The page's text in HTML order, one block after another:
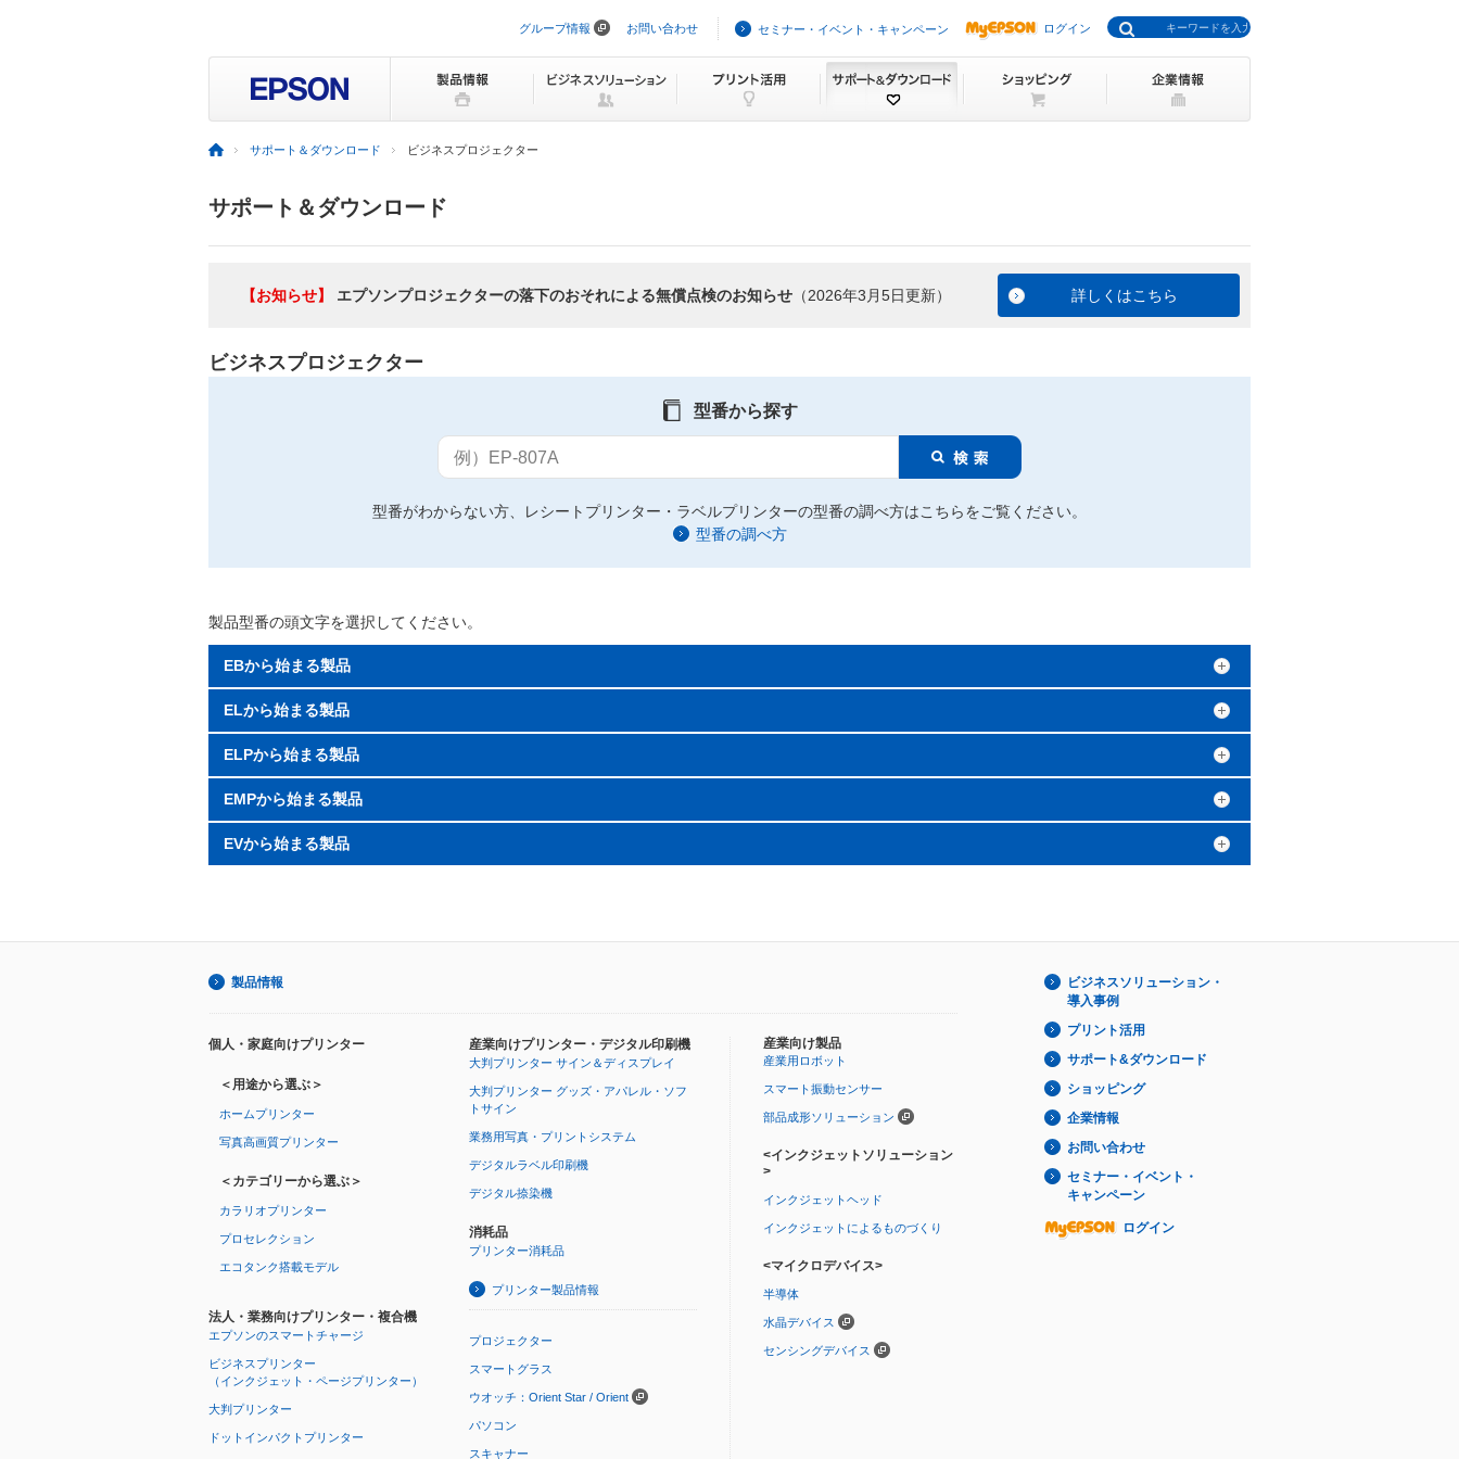
ビ
ョ
を
グループ情報 お問い合わせ セミナー・イベント・キャンペーン ログイン
サポート＆ダウンロード ビジネスプロジェクター
サポート＆ダウンロード
【お知らせ】 エプソンプロジェクターの落下のおそれによる無償点検のお知らせ （2026年3月5日更新） 詳しくはこちら
ビジネスプロジェクター
型番から探す
例）EP-807A
型番がわからない方、レシートプリンター・ラベルプリンターの型番の調べ方はこちらをご覧ください。
型番の調べ方
製品型番の頭文字を選択してください。
EBから始まる製品
ELから始まる製品
ELPから始まる製品
EMPから始まる製品
EVから始まる製品
製品情報
個人・家庭向けプリンター
＜用途から選ぶ＞
ホームプリンター
写真高画質プリンター
＜カテゴリーから選ぶ＞
カラリオプリンター
プロセレクション
エコタンク搭載モデル
法人・業務向けプリンター・複合機
エプソンのスマートチャージ
ビジネスプリンター
（インクジェット・ページプリンター）
大判プリンター
ドットインパクトプリンター
産業向けプリンター・デジタル印刷機
大判プリンター サイン＆ディスプレイ
大判プリンター グッズ・アパレル・ソフ
トサイン
業務用写真・プリントシステム
デジタルラベル印刷機
デジタル捺染機
消耗品
プリンター消耗品
プリンター製品情報
プロジェクター
スマートグラス
ウオッチ：Orient Star / Orient
パソコン
スキャナー
産業向け製品
産業用ロボット
スマート振動センサー
部品成形ソリューション
<インクジェットソリューション
>
インクジェットヘッド
インクジェットによるものづくり
<マイクロデバイス>
半導体
水晶デバイス
センシングデバイス
ビジネスソリューション・
導入事例
プリント活用
サポート&ダウンロード
ショッピング
企業情報
お問い合わせ
セミナー・イベント・
キャンペーン
ログイン